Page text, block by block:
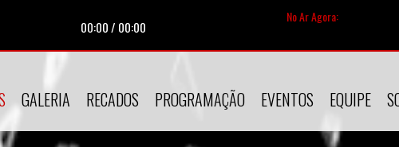
00:00/ 00:00
No Ar Agora:
GALERIA RECADOS PROGRAMAÇÃO EVENTOS EQUIPE